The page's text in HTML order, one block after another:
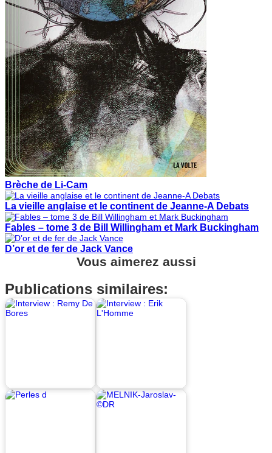
Brèche de Li-Cam
La vieille anglaise et le continent de Jeanne-A Debats
Fables – tome 3 de Bill Willingham et Mark Buckingham
D’or et de fer de Jack Vance
Vous aimerez aussi
Publications similaires: